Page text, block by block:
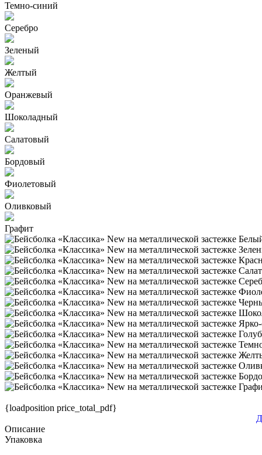
Темно-синий
Серебро
Зеленый
Желтый
Оранжевый
Шоколадный
Салатовый
Бордовый
Фиолетовый
Оливковый
Графит
{loadposition price_total_pdf}
Описание
Упаковка